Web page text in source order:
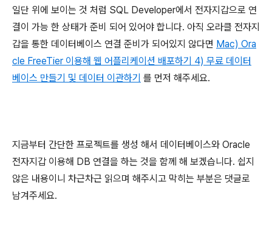
일단 위에 보이는 것 처럼 SQL Developer에서 전자지갑으로 연
결이 가능 한 상태가 준비 되어 있어야 합니다. 아직 오라클 전자지
갑을 통한 데이터베이스 연결 준비가 되어있지 않다면 Mac) Ora
cle FreeTier 이용해 웹 어플리케이션 배포하기 4) 무료 데이터
베이스 만들기 및 데이터 이관하기 를 먼저 해주세요.
지금부터 간단한 프로젝트를 생성 해서 데이터베이스와 Oracle
전자지갑 이용해 DB 연결을 하는 것을 함께 해 보겠습니다. 쉽지
않은 내용이니 차근차근 읽으며 해주시고 막히는 부분은 댓글로
남겨주세요.